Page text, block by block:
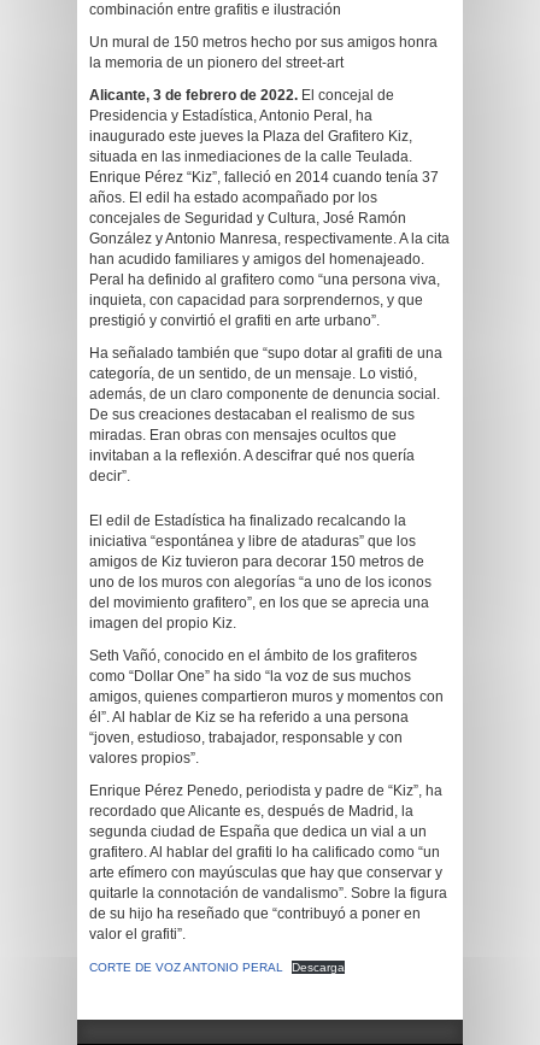
combinación entre grafitis e ilustración
Un mural de 150 metros hecho por sus amigos honra
la memoria de un pionero del street-art
Alicante, 3 de febrero de 2022. El concejal de
Presidencia y Estadística, Antonio Peral, ha
inaugurado este jueves la Plaza del Grafitero Kiz,
situada en las inmediaciones de la calle Teulada.
Enrique Pérez “Kiz”, falleció en 2014 cuando tenía 37
años. El edil ha estado acompañado por los
concejales de Seguridad y Cultura, José Ramón
González y Antonio Manresa, respectivamente. A la cita
han acudido familiares y amigos del homenajeado.
Peral ha definido al grafitero como “una persona viva,
inquieta, con capacidad para sorprendernos, y que
prestigió y convirtió el grafiti en arte urbano”.
Ha señalado también que “supo dotar al grafiti de una
categoría, de un sentido, de un mensaje. Lo vistió,
además, de un claro componente de denuncia social.
De sus creaciones destacaban el realismo de sus
miradas. Eran obras con mensajes ocultos que
invitaban a la reflexión. A descifrar qué nos quería
decir”.
El edil de Estadística ha finalizado recalcando la
iniciativa “espontánea y libre de ataduras” que los
amigos de Kiz tuvieron para decorar 150 metros de
uno de los muros con alegorías “a uno de los iconos
del movimiento grafitero”, en los que se aprecia una
imagen del propio Kiz.
Seth Vañó, conocido en el ámbito de los grafiteros
como “Dollar One” ha sido “la voz de sus muchos
amigos, quienes compartieron muros y momentos con
él”. Al hablar de Kiz se ha referido a una persona
“joven, estudioso, trabajador, responsable y con
valores propios”.
Enrique Pérez Penedo, periodista y padre de “Kiz”, ha
recordado que Alicante es, después de Madrid, la
segunda ciudad de España que dedica un vial a un
grafitero. Al hablar del grafiti lo ha calificado como “un
arte efímero con mayúsculas que hay que conservar y
quitarle la connotación de vandalismo”. Sobre la figura
de su hijo ha reseñado que “contribuyó a poner en
valor el grafiti”.
CORTE DE VOZ ANTONIO PERAL Descarga